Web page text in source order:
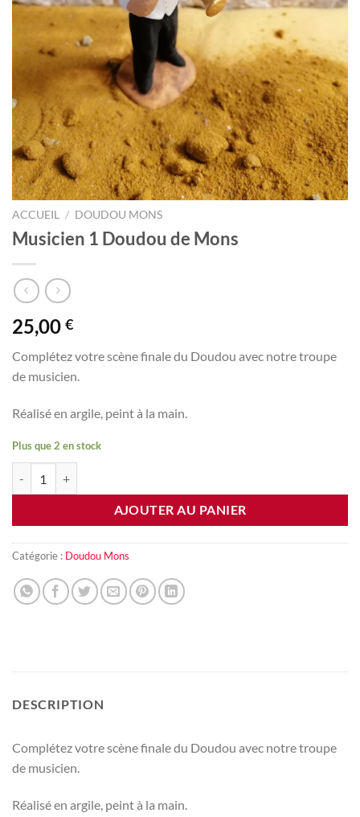
ACCUEIL / DOUDOU MONS
Musicien 1 Doudou de Mons
25,00 €
Complétez votre scène finale du Doudou avec notre troupe
de musicien.
Réalisé en argile, peint à la main.
Plus que 2 en stock
AJOUTER AU PANIER
Catégorie : Doudou Mons
DESCRIPTION
Complétez votre scène finale du Doudou avec notre troupe
de musicien.
Réalisé en argile, peint à la main.